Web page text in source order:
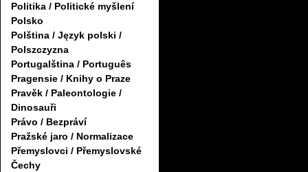
Politika / Politické myšlení
Polsko
Polština / Język polski /
Polszczyzna
Portugalština / Português
Pragensie / Knihy o Praze
Pravěk / Paleontologie /
Dinosauři
Právo / Bezpráví
Pražské jaro / Normalizace
Přemyslovci / Přemyslovské
Čechy